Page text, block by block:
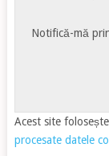
Notifică-mă
Acest site
procesate datele